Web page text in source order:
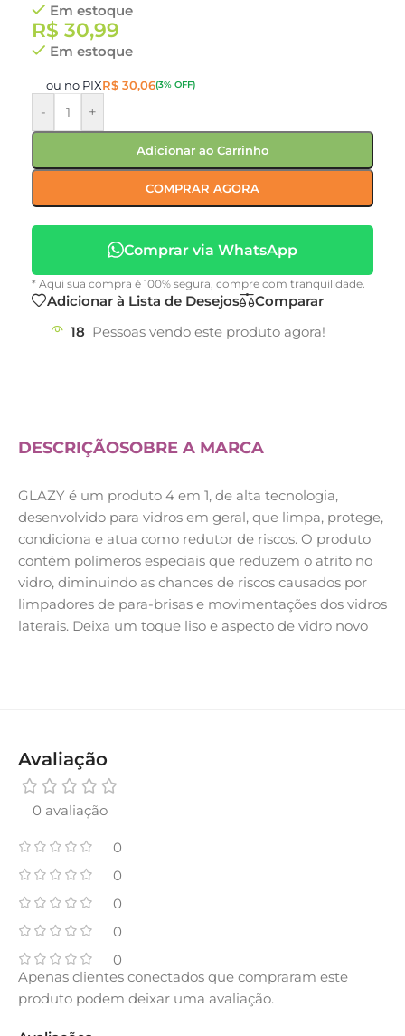
Em estoque
R$ 30,99
Em estoque
ou no PIXR$ 30,06(3% OFF)
- +
Adicionar ao Carrinho
COMPRAR AGORA
Comprar via WhatsApp
* Aqui sua compra é 100% segura, compre com tranquilidade.
Adicionar à Lista de Desejos
Comparar
18 Pessoas vendo este produto agora!
DESCRIÇÃOSOBRE A MARCA
GLAZY é um produto 4 em 1, de alta tecnologia,
desenvolvido para vidros em geral, que limpa, protege,
condiciona e atua como redutor de riscos. O produto
contém polímeros especiais que reduzem o atrito no
vidro, diminuindo as chances de riscos causados por
limpadores de para-brisas e movimentações dos vidros
laterais. Deixa um toque liso e aspecto de vidro novo
Avaliação
0 avaliação
0
0
0
0
0
Apenas clientes conectados que compraram este
produto podem deixar uma avaliação.